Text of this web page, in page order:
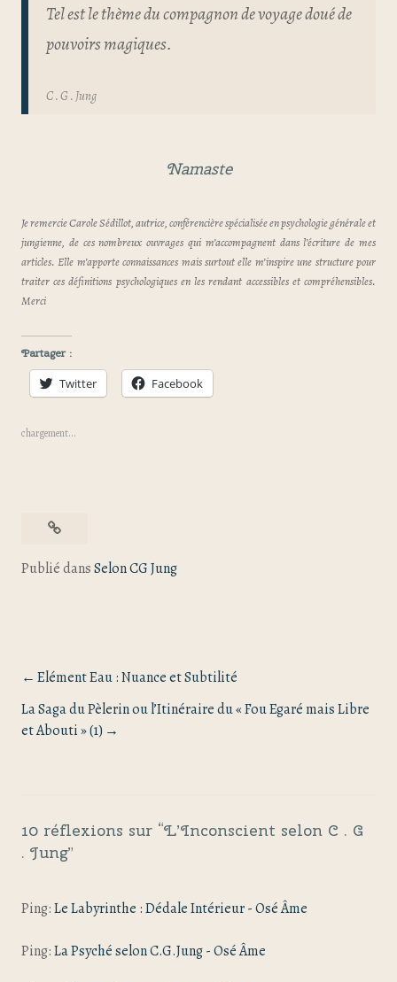
Tel est le thème du compagnon de voyage doué de
pouvoirs magiques.
C . G . Jung
Namaste
Je remercie Carole Sédillot, autrice, conférencière spécialisée en psychologie générale et
jungienne, de ces nombreux ouvrages qui m’accompagnent dans l’écriture de mes
articles. Elle m’apporte connaissances mais surtout elle m’inspire une structure pour
traiter ces définitions psychologiques en les rendant accessibles et compréhensibles.
Merci
Partager :
Twitter Facebook
chargement…
Publié dansSelon CG Jung
Elément Eau : Nuance et Subtilité
La Saga du Pèlerin ou l’Itinéraire du « Fou Egaré mais Libre
et Abouti » (1)
10 réflexions sur “L’Inconscient selon C . G
. Jung”
Ping:Le Labyrinthe : Dédale Intérieur - Osé Âme
Ping:La Psyché selon C.G.Jung - Osé Âme